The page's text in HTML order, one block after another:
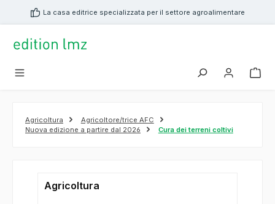
principaleLa casa editrice specializzata per il settore agroalimentare
Agricoltura
Agricoltore/trice AFC
Nuova edizione a partire dal 2026
Cura dei terreni coltivi
Agricoltura